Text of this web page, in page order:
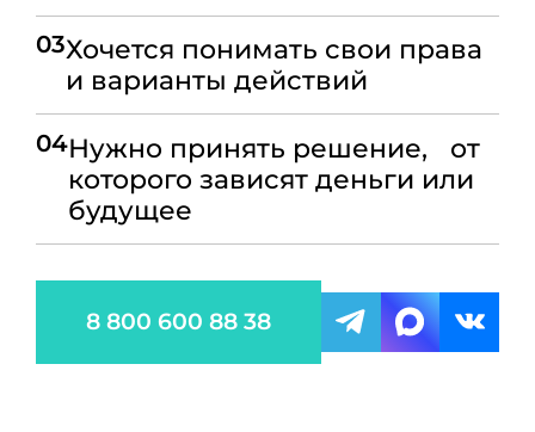
03Хочется понимать свои права
и варианты действий
04Нужно принять решение, от
которого зависят деньги или
будущее
8 800 600 88 38